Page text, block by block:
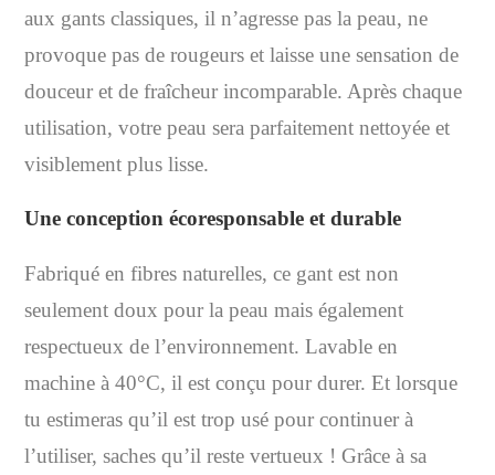
aux gants classiques, il n’agresse pas la peau, ne
provoque pas de rougeurs et laisse une sensation de
douceur et de fraîcheur incomparable. Après chaque
utilisation, votre peau sera parfaitement nettoyée et
visiblement plus lisse.
Une conception écoresponsable et durable
Fabriqué en fibres naturelles, ce gant est non
seulement doux pour la peau mais également
respectueux de l’environnement. Lavable en
machine à 40°C, il est conçu pour durer. Et lorsque
tu estimeras qu’il est trop usé pour continuer à
l’utiliser, saches qu’il reste vertueux ! Grâce à sa